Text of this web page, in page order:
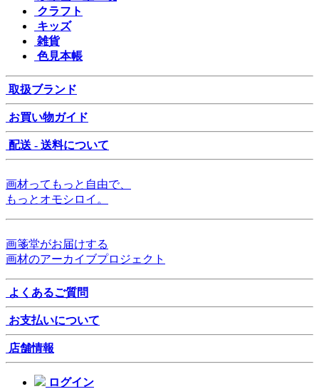
クラフト
キッズ
雑貨
色見本帳
取扱ブランド
お買い物ガイド
配送 - 送料について
画材ってもっと自由で、
もっとオモシロイ。
画箋堂がお届けする
画材のアーカイブプロジェクト
よくあるご質問
お支払いについて
店舗情報
ログイン